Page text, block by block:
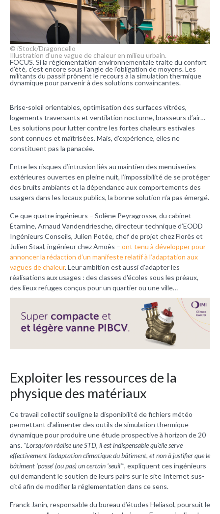
© iStock/Dragoncello
Illustration d'une vague de chaleur en milieu urbain.
FOCUS. Si la réglementation environnementale traite du confort
d’été, c’est encore sous l’angle de l’obligation de moyens. Les
militants du passif prônent le recours à la simulation thermique
dynamique pour parvenir à des solutions convaincantes.
Brise-soleil orientables, optimisation des surfaces vitrées,
logements traversants et ventilation nocturne, brasseurs d’air…
Les solutions pour lutter contre les fortes chaleurs estivales
sont connues et maîtrisées. Mais, d’expérience, elles ne
constituent pas la panacée.
Entre les risques d’intrusion liés au maintien des menuiseries
extérieures ouvertes en pleine nuit, l’impossibilité de se protéger
des bruits ambiants et la dépendance aux comportements des
usagers dans les locaux publics, la bonne solution n’a pas émergé.
Ce que quatre ingénieurs – Solène Peyragrosse, du cabinet
Étamine, Arnaud Vandendriesche, directeur technique d’EODD
Ingénieurs Conseils, Julien Potée, chef de projet chez Florès et
Julien Staal, ingénieur chez Amoès – ont tenu à développer pour
annoncer la rédaction d’un manifeste relatif à l’adaptation aux
vagues de chaleur. Leur ambition est aussi d'adapter les
réalisations aux usages : des classes d'écoles sous les préaux,
des lieux refuges conçus pour un quartier ou une ville…
Exploiter les ressources de la
physique des matériaux
Ce travail collectif souligne la disponibilité de fichiers météo
permettant d’alimenter des outils de simulation thermique
dynamique pour produire une étude prospective à horizon de 20
ans. "Lorsqu’on réalise une STD, il est indispensable qu’elle serve
effectivement l’adaptation climatique du bâtiment, et non à justifier que le
bâtiment 'passe' (ou pas) un certain 'seuil'", expliquent ces ingénieurs
qui demandent le soutien de leurs pairs sur le site Internet sus-
cité afin de modifier la réglementation dans ce sens.
Franck Janin, responsable du bureau d’études Heliasol, poursuit le